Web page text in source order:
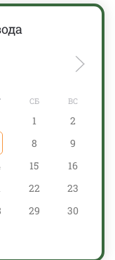
СБ ВС
1
2
8
9
15
16
22
23
29
30